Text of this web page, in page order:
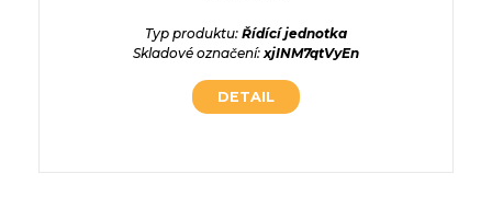
Typ produktu: Řídící jednotka
Skladové označení: xjINM7qtVyEn
DETAIL